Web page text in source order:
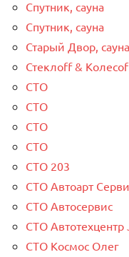
Спутник, сауна
Спутник, сауна
Старый Двор, сауна
Стеклоff &
СТО
СТО
СТО
СТО
СТО 203
СТО Автоарт
СТО Автосервис
СТО Автотехцентр
СТО Космос Олег